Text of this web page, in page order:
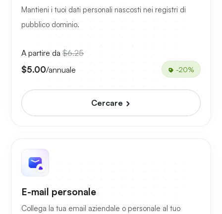
Mantieni i tuoi dati personali nascosti nei registri di
pubblico dominio.
A partire da $6.25
$5.00/annuale -20%
Cercare
E-mail personale
Collega la tua email aziendale o personale al tuo